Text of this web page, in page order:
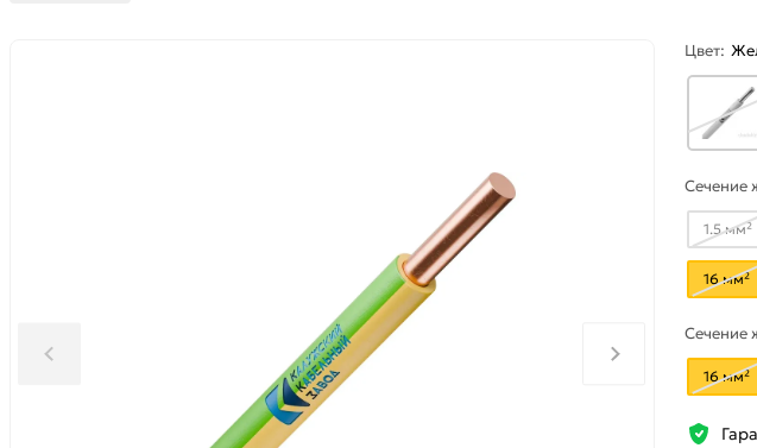
Цвет:
Сечение
1.5 мм²
16 мм²
Сечение
16 мм²